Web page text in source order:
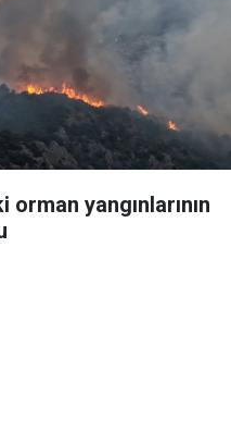
orman yangınlarının